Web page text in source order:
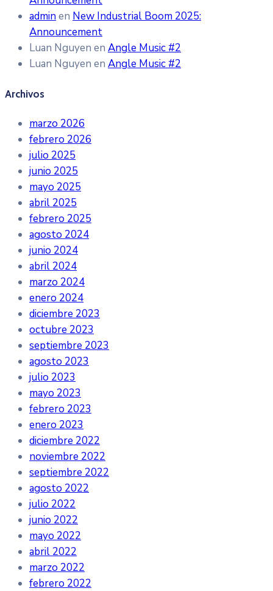
adminen New Industrial Boom 2025:
Announcement
Luan Nguyen en Angle Music #2
Luan Nguyen en Angle Music #2
Archivos
marzo 2026
febrero 2026
julio 2025
junio 2025
mayo 2025
abril 2025
febrero 2025
agosto 2024
junio 2024
abril 2024
marzo 2024
enero 2024
diciembre 2023
octubre 2023
septiembre 2023
agosto 2023
julio 2023
mayo 2023
febrero 2023
enero 2023
diciembre 2022
noviembre 2022
septiembre 2022
agosto 2022
julio 2022
junio 2022
mayo 2022
abril 2022
marzo 2022
febrero 2022